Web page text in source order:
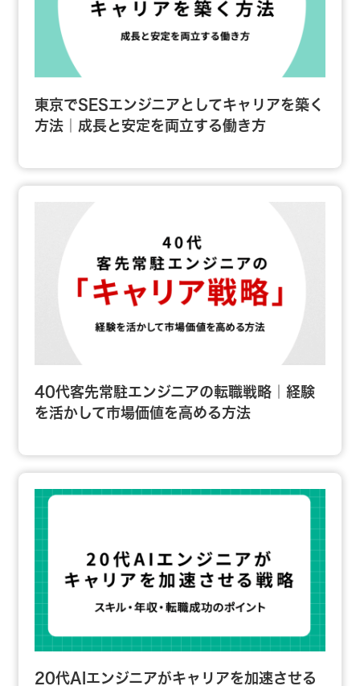
東京でSESエンジニアとしてキャリアを築く
方法｜成長と安定を両立する働き方
40代客先常駐エンジニアの転職戦略｜経験
を活かして市場価値を高める方法
20代AIエンジニアがキャリアを加速させる